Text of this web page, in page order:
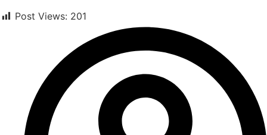
Post Views: 201